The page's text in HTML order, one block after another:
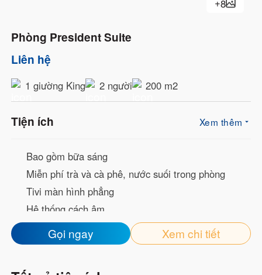
8
Phòng President Suite
Liên hệ
1 giường King 2 người 200 m2
Tiện ích Xem thêm
Bao gồm bữa sáng
Miễn phí trà và cà phê, nước suối trong phòng
Tivi màn hình phẳng
Hệ thống cách âm
Welcome Drink
Mạng wifi tốc độ cao
Gọi ngay Xem chi tiết